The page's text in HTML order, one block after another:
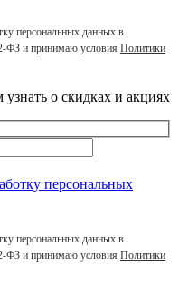
персональных данных в
ФЗ и принимаю условия Политики
о скидках и акциях
персональных
персональных данных в
ФЗ и принимаю условия Политики